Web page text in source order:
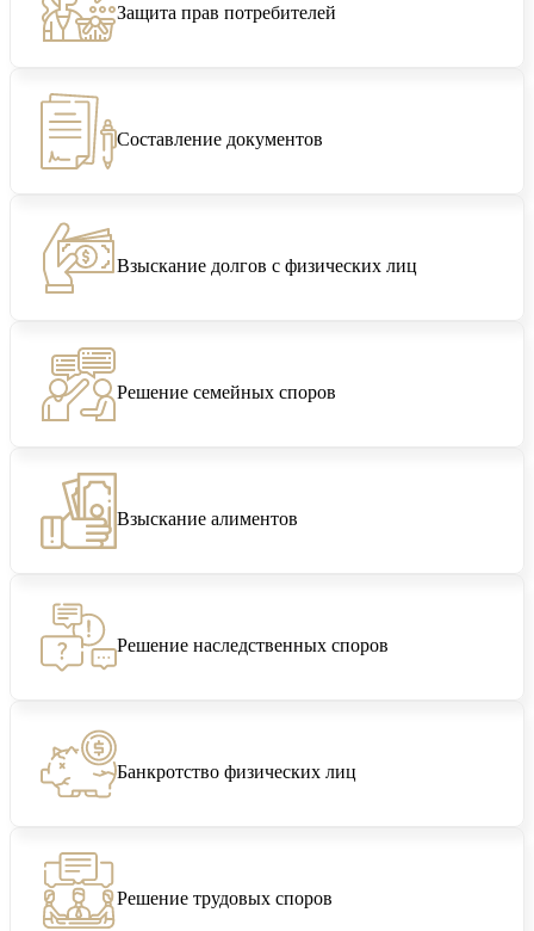
Защита прав потребителей
Составление документов
Взыскание долгов с физических лиц
Решение семейных споров
Взыскание алиментов
Решение наследственных споров
Банкротство физических лиц
Решение трудовых споров